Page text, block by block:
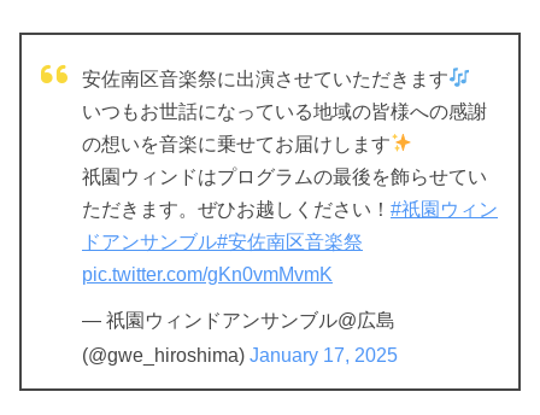
安佐南区音楽祭に出演させていただきます
いつもお世話になっている地域の皆様への感謝
の想いを音楽に乗せてお届けします
祇園ウィンドはプログラムの最後を飾らせてい
ただきます。ぜひお越しください！ #祇園ウィン
ドアンサンブル#安佐南区音楽祭
pic.twitter.com/gKn0vmMvmK
— 祇園ウィンドアンサンブル@広島
(@gwe_hiroshima) January 17, 2025